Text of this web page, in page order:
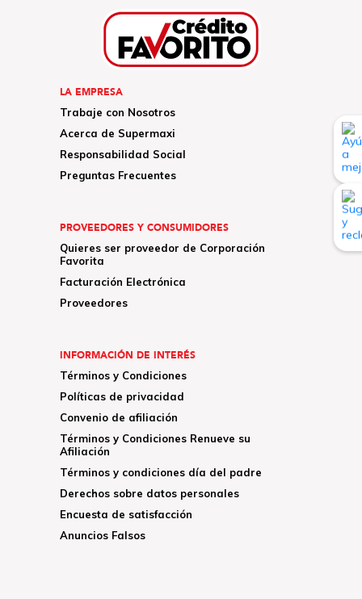
LA EMPRESA
Trabaje con Nosotros
Acerca de Supermaxi
Responsabilidad Social
Preguntas Frecuentes
PROVEEDORES Y CONSUMIDORES
Quieres ser proveedor de Corporación
Favorita
Facturación Electrónica
Proveedores
INFORMACIÓN DE INTERÉS
Términos y Condiciones
Políticas de privacidad
Convenio de afiliación
Términos y Condiciones Renueve su
Afiliación
Términos y condiciones día del padre
Derechos sobre datos personales
Encuesta de satisfacción
Anuncios Falsos